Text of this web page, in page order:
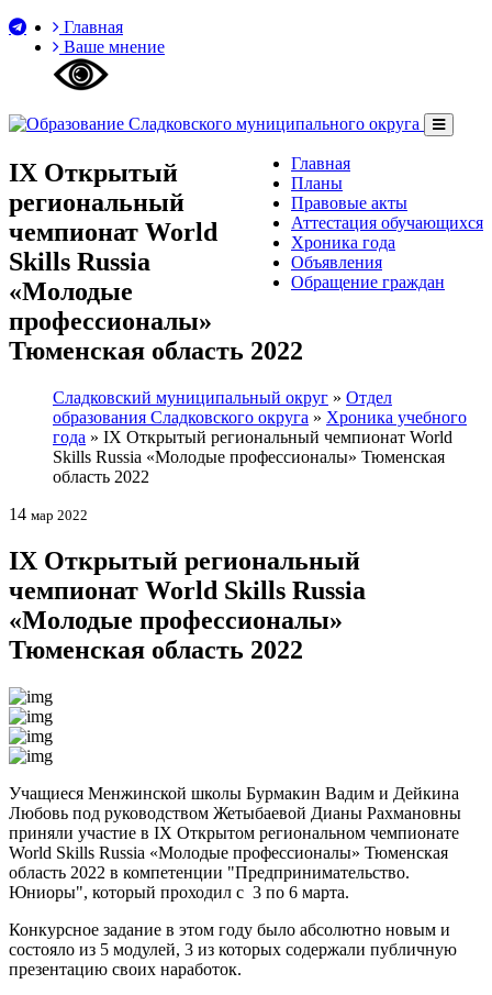
Главная
Ваше мнение
Главная
Планы
Правовые акты
Аттестация обучающихся
Хроника года
Объявления
Обращение граждан
IX Открытый
региональный
чемпионат World
Skills Russia
«Молодые
профессионалы»
Тюменская область 2022
Сладковский муниципальный округ » Отдел
образования Сладковского округа » Хроника учебного
года » IX Открытый региональный чемпионат World
Skills Russia «Молодые профессионалы» Тюменская
область 2022
14 мар 2022
IX Открытый региональный
чемпионат World Skills Russia
«Молодые профессионалы»
Тюменская область 2022
Учащиеся Менжинской школы Бурмакин Вадим и Дейкина
Любовь под руководством Жетыбаевой Дианы Рахмановны
приняли участие в IX Открытом региональном чемпионате
World Skills Russia «Молодые профессионалы» Тюменская
область 2022 в компетенции "Предпринимательство.
Юниоры", который проходил с 3 по 6 марта.
Конкурсное задание в этом году было абсолютно новым и
состояло из 5 модулей, 3 из которых содержали публичную
презентацию своих наработок.